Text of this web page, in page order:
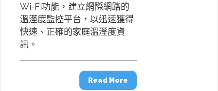
Wi-Fi功能，建立網際網路的
溫溼度監控平台，以迅速獲得
快速、正確的家庭溫溼度資
訊。
Read More